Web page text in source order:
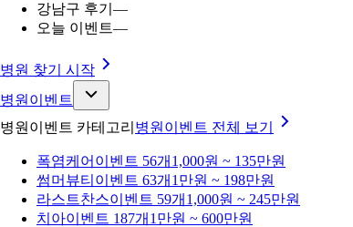
강남구 후기 —
오늘 이벤트—
병원 찾기 시작
병원이벤트
병원이벤트 카테고리 병원이벤트 전체 보기
폭염케어 이벤트 56개 1,000원 ~ 135만원
썸머뷰티 이벤트 63개 1만원 ~ 198만원
라스트찬스이벤트 59개 1,000원 ~ 245만원
치아이벤트 187개 1만원 ~ 600만원